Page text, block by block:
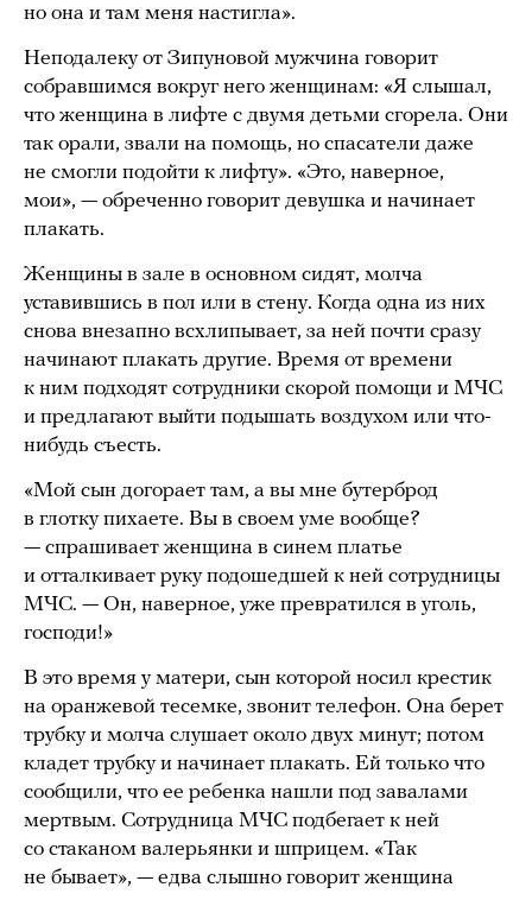
но она и там меня настигла».
Неподалеку от Зипуновой мужчина говорит
собравшимся вокруг него женщинам: «Я слышал,
что женщина в лифте с двумя детьми сгорела. Они
так орали, звали на помощь, но спасатели даже
не смогли подойти к лифту». «Это, наверное,
мои», — обреченно говорит девушка и начинает
плакать.
Женщины в зале в основном сидят, молча
уставившись в пол или в стену. Когда одна из них
снова внезапно всхлипывает, за ней почти сразу
начинают плакать другие. Время от времени
к ним подходят сотрудники скорой помощи и МЧС
и предлагают выйти подышать воздухом или что-
нибудь съесть.
«Мой сын догорает там, а вы мне бутерброд
в глотку пихаете. Вы в своем уме вообще?
— спрашивает женщина в синем платье
и отталкивает руку подошедшей к ней сотрудницы
МЧС. — Он, наверное, уже превратился в уголь,
господи!»
В это время у матери, сын которой носил крестик
на оранжевой тесемке, звонит телефон. Она берет
трубку и молча слушает около двух минут; потом
кладет трубку и начинает плакать. Ей только что
сообщили, что ее ребенка нашли под завалами
мертвым. Сотрудница МЧС подбегает к ней
со стаканом валерьянки и шприцем. «Так
не бывает», — едва слышно говорит женщина